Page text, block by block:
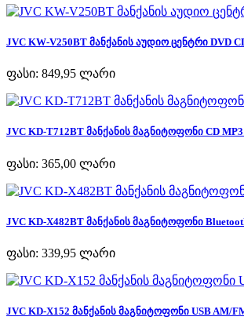
JVC KW-V250BT მანქანის აუდიო ცენტრი DVD
ფასი: 849,95 ლარი
JVC KD-T712BT მანქანის მაგნიტოფონი CD
ფასი: 365,00 ლარი
JVC KD-X482BT მანქანის მაგნიტოფონი
ფასი: 339,95 ლარი
JVC KD-X152 მანქანის მაგნიტოფონი USB AM/